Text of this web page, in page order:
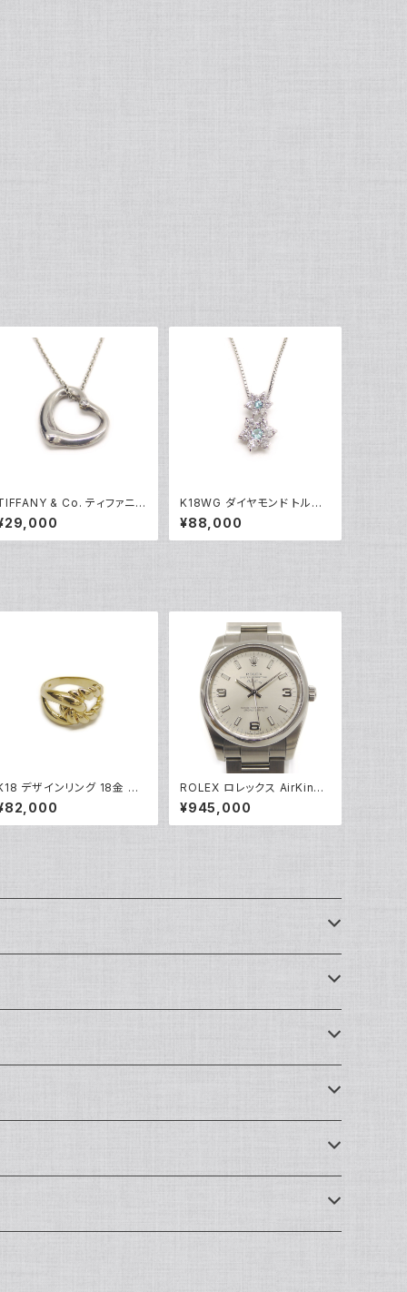
& Co. ティファニー
レサペレッティ オープンハ
ト 1Pダイヤ ペンダント ネッ
レス シルバー925 アズキチ
K18WG ダイヤモンド トルマ
リン フラワーデザイン ペンダ
ント ネックレス 18金 ホワイト
ゴールド ベネチアンチェーン
¥88,000
デザインリング 18金 指
9号 Y05273
ROLEX ロレックス AirKing
エアキング 114200 M番 SS
自動巻き シルバー文字盤 Y0
5156
¥945,000